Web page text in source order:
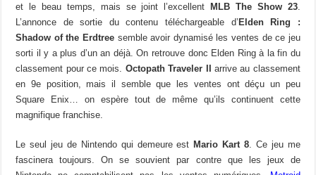
et le beau temps, mais se joint l’excellentMLB The Show 23.
L’annonce de sortie du contenu téléchargeable d’Elden Ring :
Shadow of the Erdtree semble avoir dynamisé les ventes de ce jeu
sorti il y a plus d’un an déjà. On retrouve donc Elden Ring à la fin du
classement pour ce mois. Octopath Traveler II arrive au classement
en 9e position, mais il semble que les ventes ont déçu un peu
Square Enix… on espère tout de même qu’ils continuent cette
magnifique franchise.
Le seul jeu de Nintendo qui demeure estMario Kart 8 . Ce jeu me
fascinera toujours. On se souvient par contre que les jeux de